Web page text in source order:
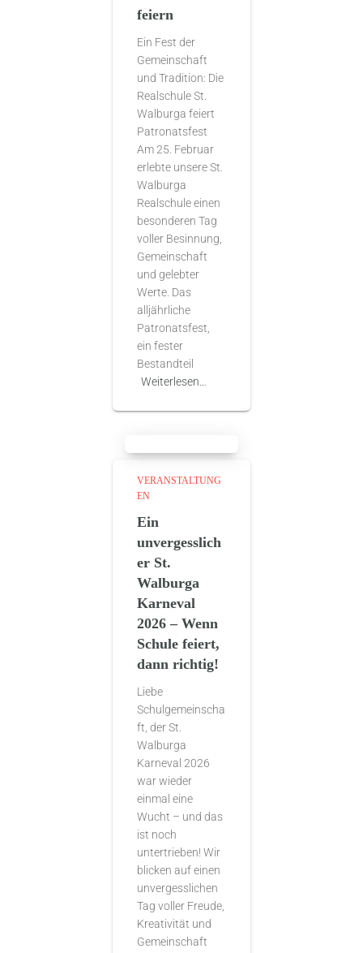
feiern
Ein Fest der
Gemeinschaft
und Tradition: Die
Realschule St.
Walburga feiert
Patronatsfest
Am 25. Februar
erlebte unsere St.
Walburga
Realschule einen
besonderen Tag
voller Besinnung,
Gemeinschaft
und gelebter
Werte. Das
alljährliche
Patronatsfest,
ein fester
Bestandteil
Weiterlesen…
VERANSTALTUNG
EN
Ein
unvergesslich
er St.
Walburga
Karneval
2026 – Wenn
Schule feiert,
dann richtig!
Liebe
Schulgemeinscha
ft, der St.
Walburga
Karneval 2026
war wieder
einmal eine
Wucht – und das
ist noch
untertrieben! Wir
blicken auf einen
unvergesslichen
Tag voller Freude,
Kreativität und
Gemeinschaft